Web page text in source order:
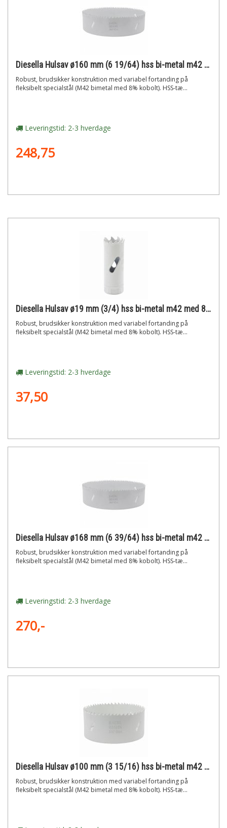
Diesella Hulsav ø160 mm (6 19/64) hss bi-metal m42 med 8% cobolt"
Robust, brudsikker konstruktion med variabel fortanding på
fleksibelt specialstål (M42 bimetal med 8% kobolt). HSS-tæ...
Leveringstid: 2-3 hverdage
248,75
Diesella Hulsav ø19 mm (3/4) hss bi-metal m42 med 8% cobolt"
Robust, brudsikker konstruktion med variabel fortanding på
fleksibelt specialstål (M42 bimetal med 8% kobolt). HSS-tæ...
Leveringstid: 2-3 hverdage
37,50
Diesella Hulsav ø168 mm (6 39/64) hss bi-metal m42 med 8% cobolt"
Robust, brudsikker konstruktion med variabel fortanding på
fleksibelt specialstål (M42 bimetal med 8% kobolt). HSS-tæ...
Leveringstid: 2-3 hverdage
270,-
Diesella Hulsav ø100 mm (3 15/16) hss bi-metal m42 med 8% cobolt"
Robust, brudsikker konstruktion med variabel fortanding på
fleksibelt specialstål (M42 bimetal med 8% kobolt). HSS-tæ...